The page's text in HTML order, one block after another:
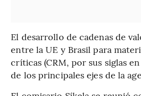
El desarrollo de cadenas de
entre la UE y Brasil para
críticas (CRM, por sus siglas
de los principales ejes de la